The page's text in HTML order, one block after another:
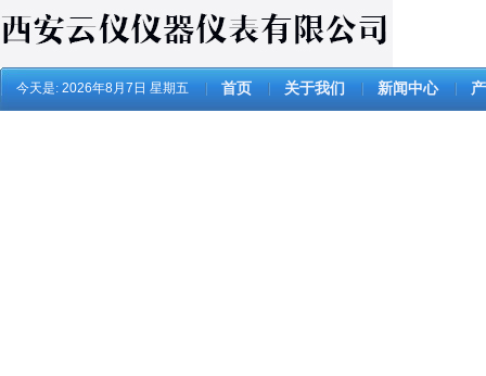
今天是: 2026年8月7日 星期五 首页 关于我们 新闻中心